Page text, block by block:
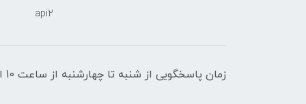
api2
زمان پاسخگویی از شنبه تا چهارشنبه از ساعت 10 الی 17 و پنج شنبه تا ساعت 13